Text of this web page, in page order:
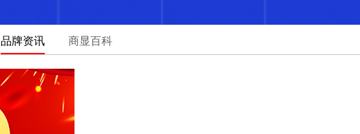
品牌资讯 商显百科